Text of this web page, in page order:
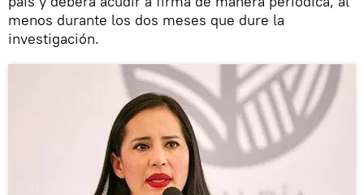
menos durante los dos meses que dure la
investigación.